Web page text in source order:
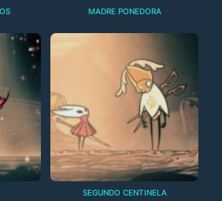
MADRE PONEDORA
SEGUNDO CENTINELA